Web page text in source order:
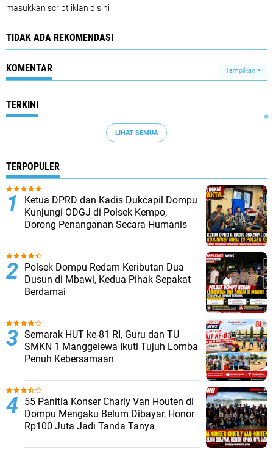
masukkan script iklan disini
TIDAK ADA REKOMENDASI
KOMENTAR Tampilkan
TERKINI
LIHAT SEMUA
TERPOPULER
Ketua DPRD dan Kadis Dukcapil Dompu
Kunjungi ODGJ di Polsek Kempo,
Dorong Penanganan Secara Humanis
Polsek Dompu Redam Keributan Dua
Dusun di Mbawi, Kedua Pihak Sepakat
Berdamai
Semarak HUT ke-81 RI, Guru dan TU
SMKN 1 Manggelewa Ikuti Tujuh Lomba
Penuh Kebersamaan
55 Panitia Konser Charly Van Houten di
Dompu Mengaku Belum Dibayar, Honor
Rp100 Juta Jadi Tanda Tanya